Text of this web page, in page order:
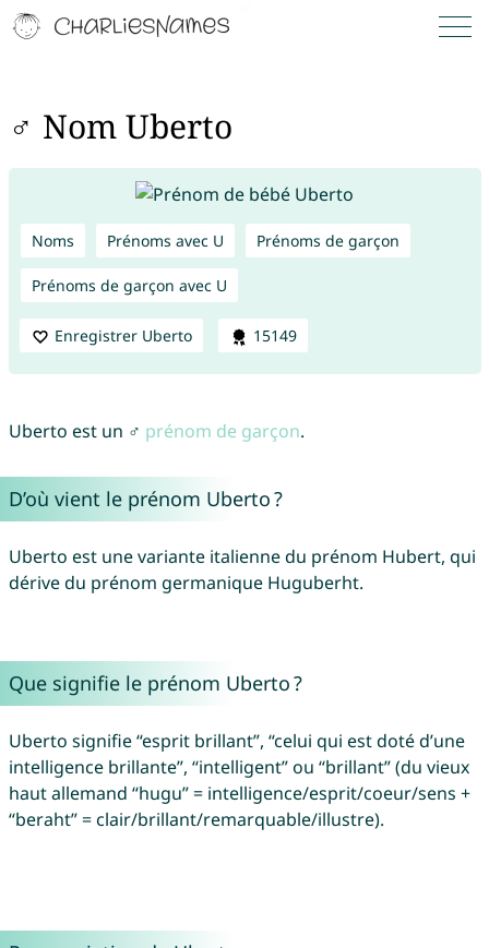
♂ Nom Uberto
Noms Prénoms avec U Prénoms de garçon
Prénoms de garçon avec U
Enregistrer Uberto 15149
Uberto est un ♂ prénom de garçon.
D’où vient le prénom Uberto ?
Uberto est une variante italienne du prénom Hubert, qui
dérive du prénom germanique Huguberht.
Que signifie le prénom Uberto ?
Uberto signifie “esprit brillant”, “celui qui est doté d’une
intelligence brillante”, “intelligent” ou “brillant” (du vieux
haut allemand “hugu” = intelligence/esprit/coeur/sens +
“beraht” = clair/brillant/remarquable/illustre).